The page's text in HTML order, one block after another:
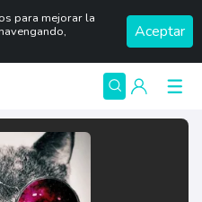
para mejorar la
Aceptar